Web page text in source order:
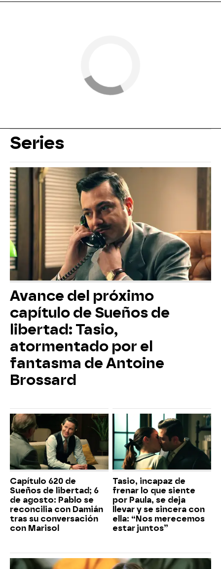
Series
Avance del próximo
capítulo de Sueños de
libertad: Tasio,
atormentado por el
fantasma de Antoine
Brossard
Capítulo 620 de
Sueños de libertad; 6
de agosto: Pablo se
reconcilia con Damián
tras su conversación
con Marisol
Tasio, incapaz de
frenar lo que siente
por Paula, se deja
llevar y se sincera con
ella: “Nos merecemos
estar juntos”